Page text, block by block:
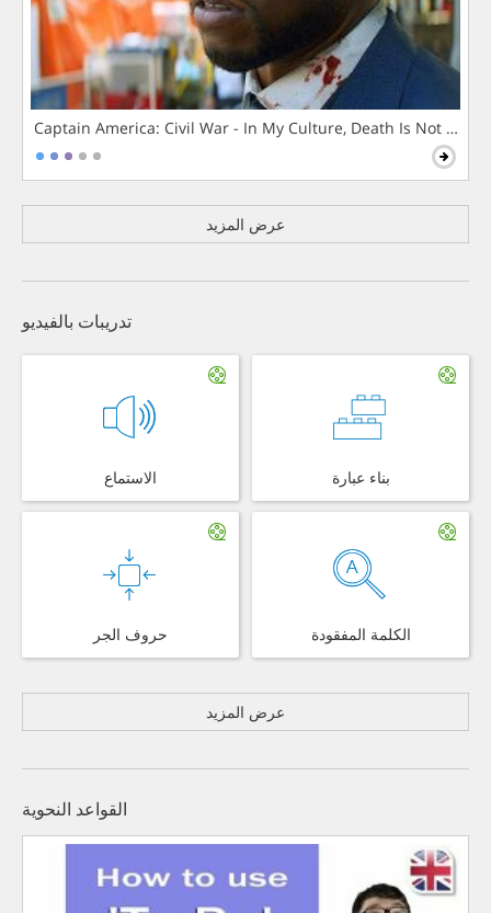
Captain America: Civil War - In My Culture, Death Is Not The
عرض المزيد
تدريبات بالفيديو
الاستماع بناء عبارة
حروف الجر الكلمة المفقودة
عرض المزيد
القواعد النحوية